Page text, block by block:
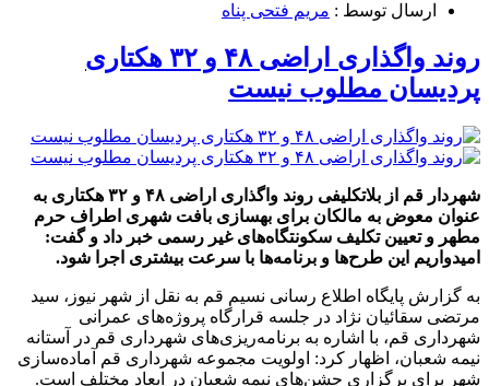
ارسال توسط : مریم فتحی پناه
روند واگذاری اراضی ۴۸ و ۳۲ هکتاری
پردیسان مطلوب نیست
شهردار قم از بلاتکلیفی روند واگذاری اراضی ۴۸ و ۳۲ هکتاری به
عنوان معوض به مالکان برای بهسازی بافت شهری اطراف حرم
مطهر و تعیین تکلیف سکونتگاه‌های غیر رسمی خبر داد و گفت:
امیدواریم این طرح‌ها و برنامه‌ها با سرعت بیشتری اجرا شود.
به گزارش پایگاه اطلاع رسانی نسیم قم به نقل از شهر نیوز، سید
مرتضی سقائیان نژاد در جلسه قرارگاه پروژه‌های عمرانی
شهرداری قم، با اشاره به برنامه‌ریزی‌های شهرداری قم در آستانه
نیمه شعبان، اظهار کرد: اولویت مجموعه شهرداری قم آماده‌سازی
شهر برای برگزاری جشن‌های نیمه شعبان در ابعاد مختلف است.